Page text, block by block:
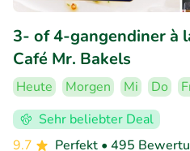
3- of 4-gangendiner à
Café Mr. Bakels
Heute Morgen Mi Do
Sehr beliebter Deal
9.7
Perfekt • 495